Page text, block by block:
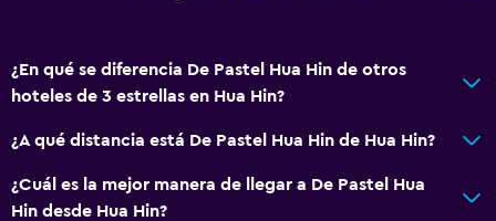
¿En qué se diferencia De Pastel Hua Hin de otros
hoteles de 3 estrellas en Hua Hin?
¿A qué distancia está De Pastel Hua Hin de Hua Hin?
¿Cuál es la mejor manera de llegar a De Pastel Hua
Hin desde Hua Hin?